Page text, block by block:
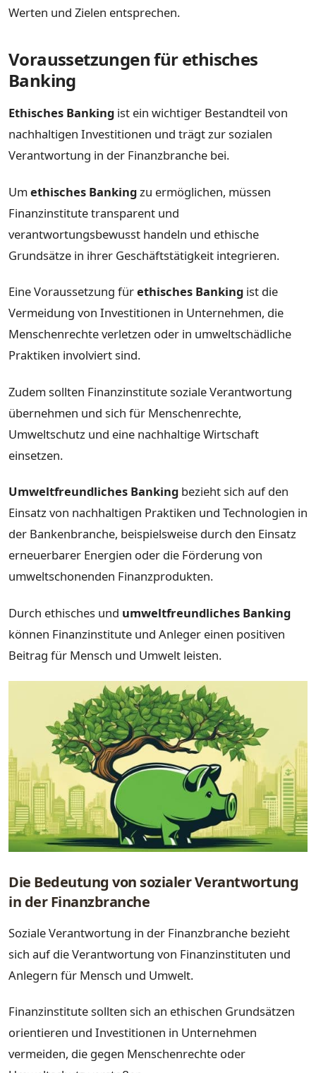
Werten und Zielen entsprechen.
Voraussetzungen für ethisches
Banking
Ethisches Banking ist ein wichtiger Bestandteil von
nachhaltigen Investitionen und trägt zur sozialen
Verantwortung in der Finanzbranche bei.
Umethisches Banking zu ermöglichen, müssen
Finanzinstitute transparent und
verantwortungsbewusst handeln und ethische
Grundsätze in ihrer Geschäftstätigkeit integrieren.
Eine Voraussetzung fürethisches Banking ist die
Vermeidung von Investitionen in Unternehmen, die
Menschenrechte verletzen oder in umweltschädliche
Praktiken involviert sind.
Zudem sollten Finanzinstitute soziale Verantwortung
übernehmen und sich für Menschenrechte,
Umweltschutz und eine nachhaltige Wirtschaft
einsetzen.
Umweltfreundliches Banking bezieht sich auf den
Einsatz von nachhaltigen Praktiken und Technologien in
der Bankenbranche, beispielsweise durch den Einsatz
erneuerbarer Energien oder die Förderung von
umweltschonenden Finanzprodukten.
Durch ethisches und umweltfreundliches Banking
können Finanzinstitute und Anleger einen positiven
Beitrag für Mensch und Umwelt leisten.
Die Bedeutung von sozialer Verantwortung
in der Finanzbranche
Soziale Verantwortung in der Finanzbranche bezieht
sich auf die Verantwortung von Finanzinstituten und
Anlegern für Mensch und Umwelt.
Finanzinstitute sollten sich an ethischen Grundsätzen
orientieren und Investitionen in Unternehmen
vermeiden, die gegen Menschenrechte oder